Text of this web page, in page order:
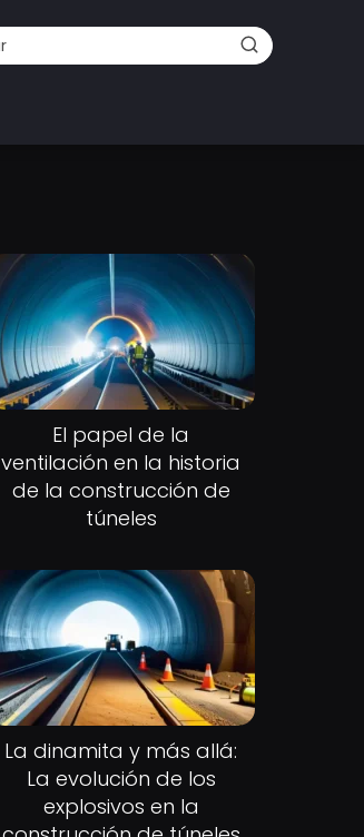
El papel de la
ventilación en la historia
de la construcción de
túneles
La dinamita y más allá:
La evolución de los
explosivos en la